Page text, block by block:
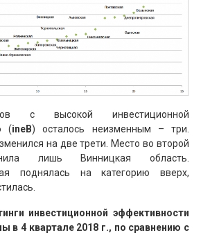
с высокой инвестиционной
(ineВ) осталось неизменным – три.
на две трети. Место во второй
лишь Винницкая область.
поднялась на категорию вверх,
инвестиционной эффективности
в 4 квартале 2018 г., по сравнению с